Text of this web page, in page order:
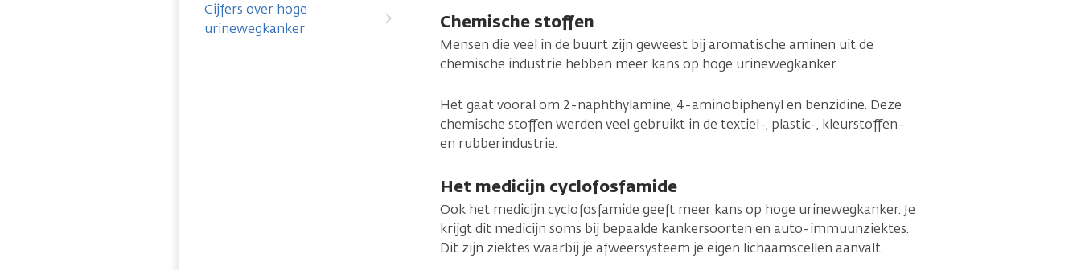
Cijfers over hoge
urinewegkanker
Chemische stoffen
Mensen die veel in de buurt zijn geweest bij aromatische aminen uit de
chemische industrie hebben meer kans op hoge urinewegkanker.
Het gaat vooral om 2-naphthylamine, 4-aminobiphenyl en benzidine. Deze
chemische stoffen werden veel gebruikt in de textiel-, plastic-, kleurstoffen-
en rubberindustrie.
Het medicijn cyclofosfamide
Ook het medicijn cyclofosfamide geeft meer kans op hoge urinewegkanker. Je
krijgt dit medicijn soms bij bepaalde kankersoorten en auto-immuunziektes.
Dit zijn ziektes waarbij je afweersysteem je eigen lichaamscellen aanvalt.